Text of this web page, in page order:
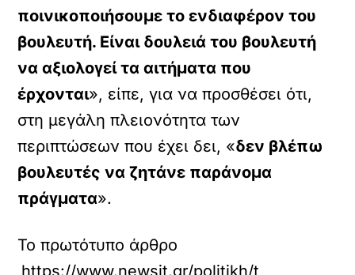
ποινικοποιήσουμε το ενδιαφέρον του
βουλευτή. Είναι δουλειά του βουλευτή
να αξιολογεί τα αιτήματα που
έρχονται», είπε, για να προσθέσει ότι,
στη μεγάλη πλειονότητα των
περιπτώσεων που έχει δει, «δεν βλέπω
βουλευτές να ζητάνε παράνομα
πράγματα».
Το πρωτότυπο άρθρο
https://www.newsit.gr/politikh/thanos-